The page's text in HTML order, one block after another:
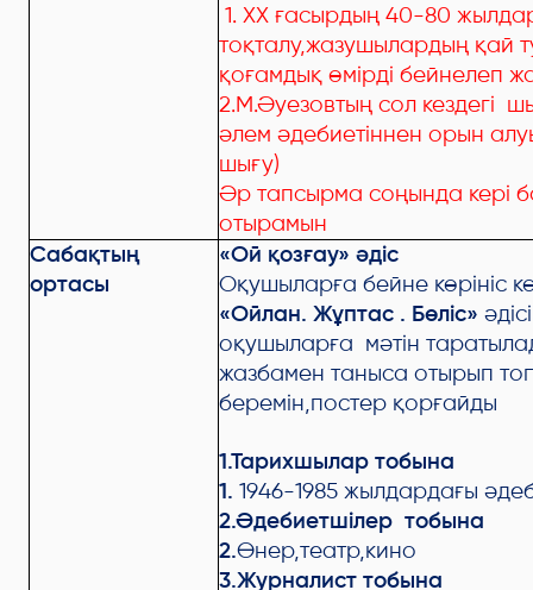
1. ХХ ғасырдың 40-80
тоқталу,жазушылардың қай
қоғамдық өмірді бейнелеп
2.М.Әуезовтың сол кездегі
әлем әдебиетіннен орын
шығу)
Әр тапсырма соңында кері
отырамын
Сабақтың
ортасы
«Ой қозғау» әдіс
Оқушыларға бейне көрініс
«Ойлан. Жұптас . Бөліс»
оқушыларға мәтін
жазбамен таныса отырып
беремін,постер қорғайды
1.Тарихшылар тобына
1. 1946-1985 жылдардағы
2.Әдебиетшілер тобына
2.Өнер,театр,кино
3.Журналист тобына